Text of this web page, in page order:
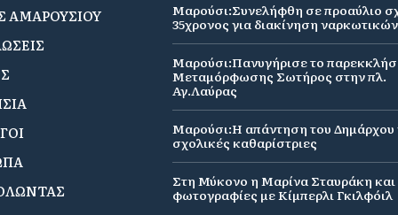
ΑΜΑΡΟΥΣΙΟΥ
Μαρούσι:Συνελήφθη σε προαύλιο
35χρονος για διακίνηση ναρκωτικών
Μαρούσι:Πανυγήρισε το
Μεταμόρφωσης Σωτήρος στην πλ.
Αγ.Λαύρας
Μαρούσι:Η απάντηση του Δημάρχου
σχολικές καθαρίστριες
Στη Μύκονο η Μαρίνα Σταυράκη και
φωτογραφίες με Κίμπερλι Γκιλφόιλ